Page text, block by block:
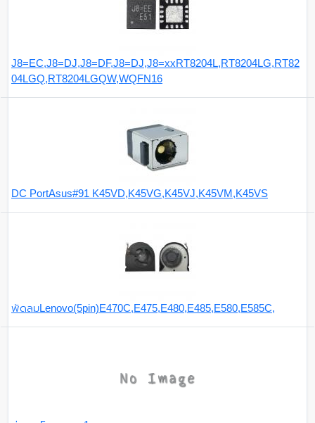
J8=EC,J8=DJ,J8=DF,J8=DJ,J8=xxRT8204L,RT8204LG,RT82
04LGQ,RT8204LGQW,WQFN16
DC PortAsus#91 K45VD,K45VG,K45VJ,K45VM,K45VS
พัดลมLenovo(5pin)E470C,E475,E480,E485,E580,E585C,